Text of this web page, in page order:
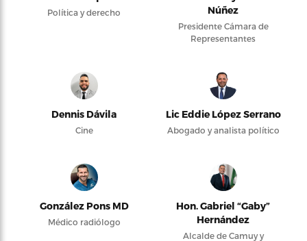
Política y derecho
Núñez
Presidente Cámara de
Representantes
Dennis Dávila
Cine
Lic Eddie López Serrano
Abogado y analista político
González Pons MD
Médico radiólogo
Hon. Gabriel “Gaby”
Hernández
Alcalde de Camuy y